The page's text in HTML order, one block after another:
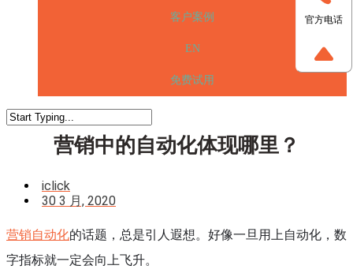
客户案例
EN
免费试用
营销中的自动化体现哪里？
iclick
30 3 月, 2020
营销自动化的话题，总是引人遐想。好像一旦用上自动化，数
字指标就一定会向上飞升。
官方电话